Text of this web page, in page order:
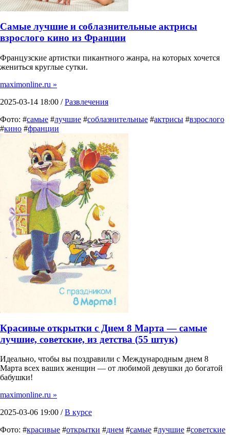
Самые лучшие и соблазнительные актрисы
взрослого кино из Франции
Французские артистки пикантного жанра, на которых хочется
жениться круглые сутки.
maximonline.ru »
2025-03-14 18:00 /Развлечения
Фото: #самые #лучшие #соблазнительные #актрисы #взрослого
#кино #франции
Красивые открытки с Днем 8 Марта — самые
лучшие, советские, из детства (55 штук)
Идеально, чтобы вы поздравили с Международным днем 8
Марта всех ваших женщин — от любимой девушки до богатой
бабушки!
maximonline.ru »
2025-03-06 19:00 /В курсе
Фото: #красивые #открытки #днем #самые #лучшие #советские